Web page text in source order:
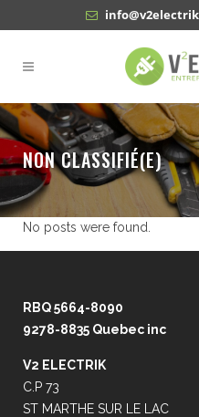
NON CLASSIFIÉ(E)
No posts were found.
RBQ 5664-8090
9278-8835 Quebec inc
V2 ELECTRIK
C.P 73
ST MARTHE SUR LE LAC